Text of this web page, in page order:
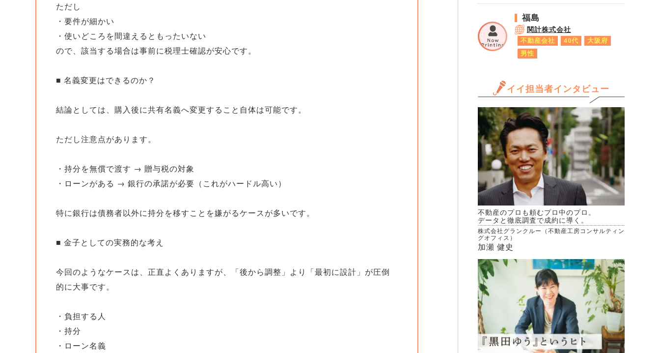
ただし
・要件が細かい
・使いどころを間違えるともったいない
ので、該当する場合は事前に税理士確認が安心です。
■ 名義変更はできるのか？
結論としては、購入後に共有名義へ変更すること自体は可能です。
ただし注意点があります。
・持分を無償で渡す → 贈与税の対象
・ローンがある → 銀行の承諾が必要（これがハードル高い）
特に銀行は債務者以外に持分を移すことを嫌がるケースが多いです。
■ 金子としての実務的な考え
今回のようなケースは、正直よくありますが、「後から調整」より「最初に設計」が圧倒
的に大事です。
・負担する人
・持分
・ローン名義
は、乙から契約期間満了の1ヶ
月前までに甲に対して本契約の
賃料等変更、解約について何ら
かの申し出がない場合には本契
約は賃料等同一条件にて2年更
載のなぜ納得できないのかにつ
いての話を含め再度協議を申し
出ようと思うのですが、その申
し出により契約更新を拒否され
る可能性はあるのでしょうか。
また、このまま合意できず合意
書に署名をしない場合、②のよ
うに現在と同一賃料にて更新は
可能になるということなのでし
ょうか。
福島
関計株式会社
不動産会社 40代
大阪府
男性
イイ担当者インタビュー
不動産のプロも頼むプロ中のプロ。
データと徹底調査で成約に導く。
株式会社グランクルー（不動産工房コンサルティン
グオフィス）
加瀬 健史